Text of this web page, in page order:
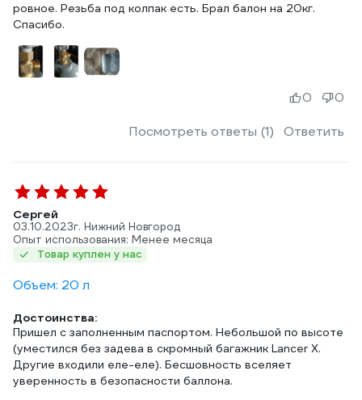
ровное. Резьба под колпак есть. Брал балон на 20кг.
Спасибо.
Посмотреть ответы (1) Ответить
0 0
Сергей
03.10.2023г. Нижний Новгород
Опыт использования: Менее месяца
Товар куплен у нас
Объем: 20 л
Достоинства:
Пришел с заполненным паспортом. Небольшой по высоте
(уместился без задева в скромный багажник Lancer X.
Другие входили еле-еле). Бесшовность вселяет
уверенность в безопасности баллона.